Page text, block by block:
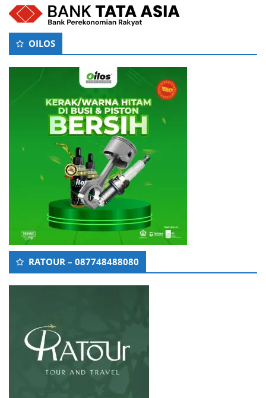
OILOS
RATOUR – 087748488080